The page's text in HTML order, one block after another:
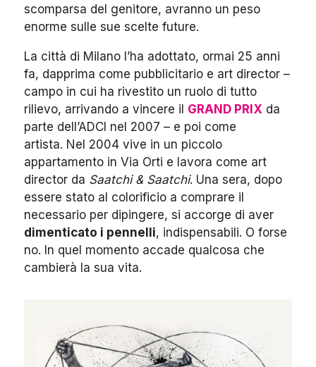
scomparsa del genitore, avranno un peso
enorme sulle sue scelte future.
La città di Milano l’ha adottato, ormai 25 anni
fa, dapprima come pubblicitario e art director –
campo in cui ha rivestito un ruolo di tutto
rilievo, arrivando a vincere il GRAND PRIX da
parte dell’ADCI nel 2007 – e poi come
artista. Nel 2004 vive in un piccolo
appartamento in Via Orti e lavora come art
director da Saatchi & Saatchi. Una sera, dopo
essere stato al colorificio a comprare il
necessario per dipingere, si accorge di aver
dimenticato i pennelli, indispensabili. O forse
no. In quel momento accade qualcosa che
cambierà la sua vita.